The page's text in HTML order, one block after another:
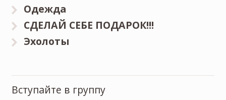
Одежда
СДЕЛАЙ СЕБЕ ПОДАРОК!!!
Эхолоты
Вступайте в группу